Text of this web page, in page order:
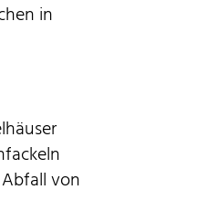
in
von